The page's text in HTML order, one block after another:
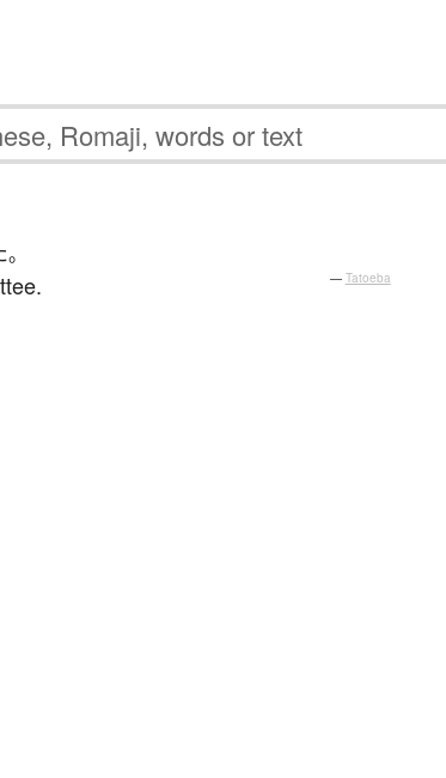
。
— Tatoeba